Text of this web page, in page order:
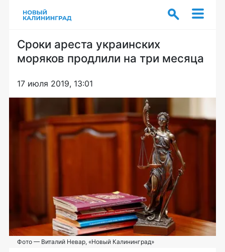
Сроки ареста украинских
моряков продлили на три месяца
17 июля 2019, 13:01
Фото — Виталий Невар, «Новый Калининград»